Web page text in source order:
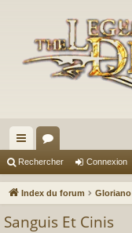
cc
ès
or
u
Rechercher Connexion
Index du forum Gloriano
Sanguis Et Cinis